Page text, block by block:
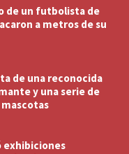
de un futbolista de
a metros de su
de una reconocida
y una serie de
exhibiciones